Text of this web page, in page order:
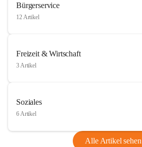
Bürgerservice
12 Artikel
Freizeit & Wirtschaft
3 Artikel
Soziales
6 Artikel
Alle Artikel sehen